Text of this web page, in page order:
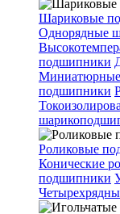
Шариковые
Однорядные
подшипники
подшипники
Роликовые
Конические
подшипники